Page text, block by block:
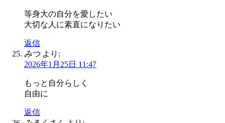
等身大の自分を愛したい
大切な人に素直になりたい
返信
みつ より:
2026年1月25日 11:47
もっと自分らしく
自由に
返信